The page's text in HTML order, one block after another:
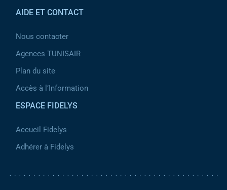
AIDE ET CONTACT
Nous contacter
Agences TUNISAIR
Plan du site
Accès à l’Information
ESPACE FIDELYS
Accueil Fidelys
Adhérer à Fidelys